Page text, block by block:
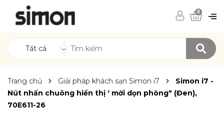
Tất cả
0
Trang chủ Giải pháp khách sạn Simon i7
Simon i7 -
Nút nhấn chuông hiển thị ' mời dọn phòng" (Đen),
70E611-26